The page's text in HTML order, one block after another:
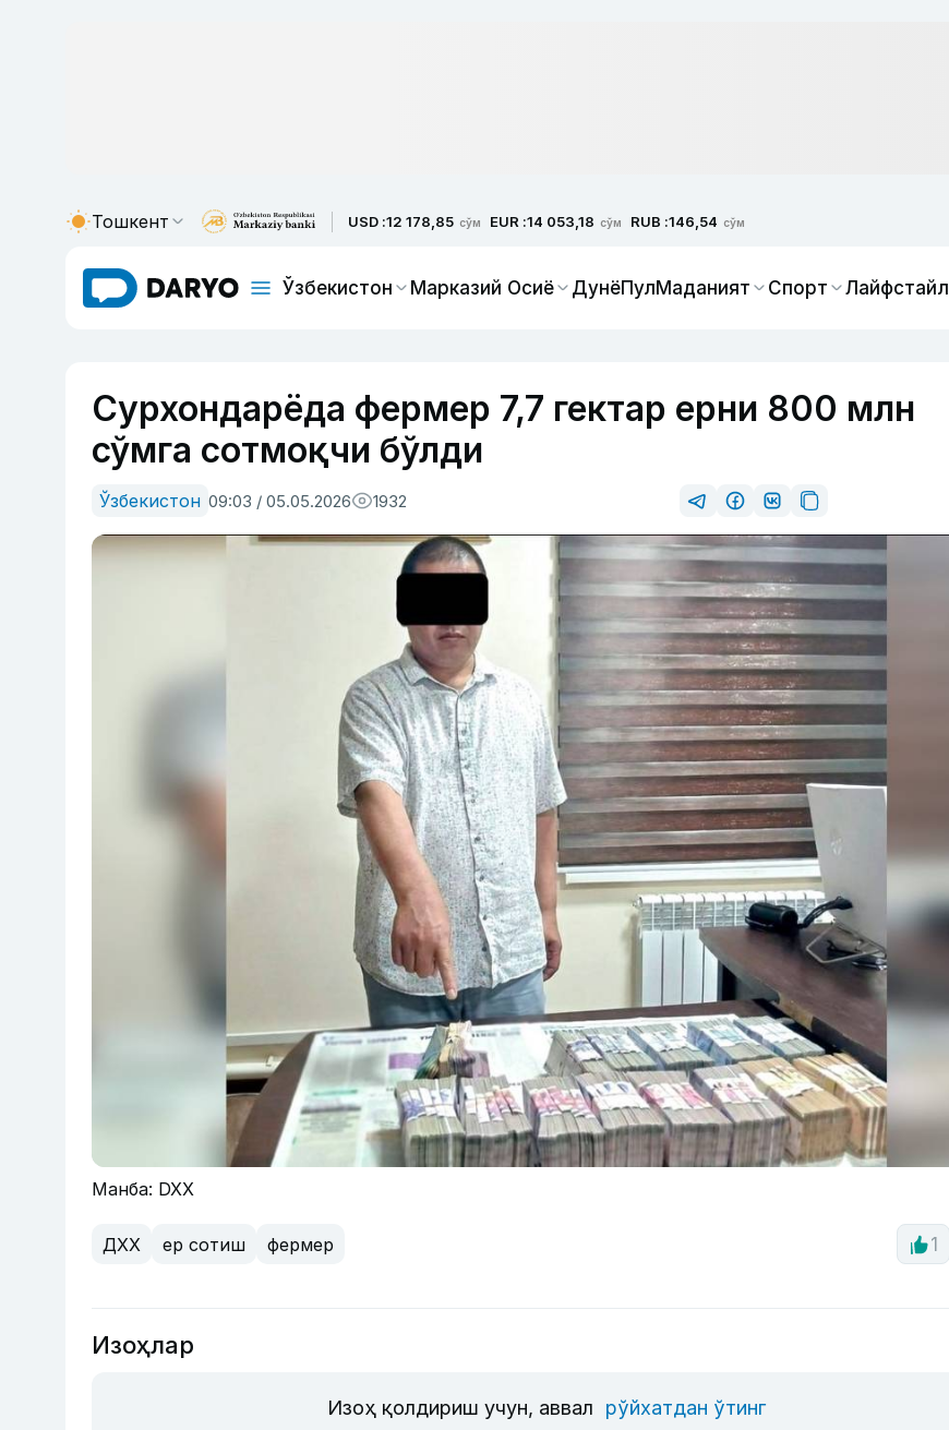
Тошкент USD :12 178,85 сўм EUR :14 053,18 сўм RUB :146,54 сўм
Ўзбекистон Марказий Осиё ДунёПулМаданият Спорт Лайфстайл
Сурхондарёда фермер 7,7 гектар ерни 800 млн
сўмга сотмоқчи бўлди
Ўзбекистон 09:03 / 05.05.2026 1932
Манба: DXX
ДХХ ер сотиш фермер 1
Изоҳлар
Изоҳ қолдириш учун, аввал рўйхатдан ўтинг